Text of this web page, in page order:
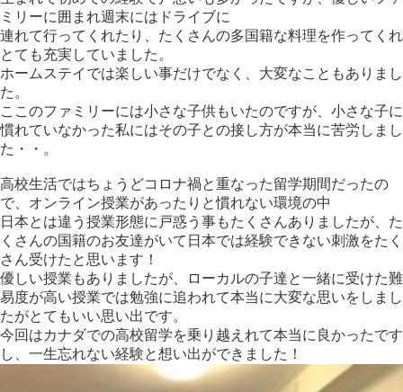
ミリーに囲まれ週末にはドライブに
連れて行ってくれたり、たくさんの多国籍な料理を作ってくれ
とても充実していました。
ホームステイでは楽しい事だけでなく、大変なこともありまし
た。
ここのファミリーには小さな子供もいたのですが、小さな子に
慣れていなかった私にはその子との接し方が本当に苦労しまし
た・・。
高校生活ではちょうどコロナ禍と重なった留学期間だったの
で、オンライン授業があったりと慣れない環境の中
日本とは違う授業形態に戸惑う事もたくさんありましたが、た
くさんの国籍のお友達がいて日本では経験できない刺激をたく
さん受けたと思います！
優しい授業もありましたが、ローカルの子達と一緒に受けた難
易度が高い授業では勉強に追われて本当に大変な思いをしまし
たがとてもいい思い出です。
今回はカナダでの高校留学を乗り越えれて本当に良かったです
し、一生忘れない経験と想い出ができました！